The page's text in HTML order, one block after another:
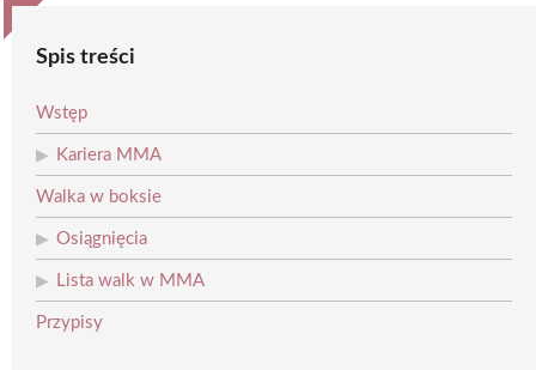
Spis treści
Wstęp
Kariera MMA
Walka w boksie
Osiągnięcia
Lista walk w MMA
Przypisy